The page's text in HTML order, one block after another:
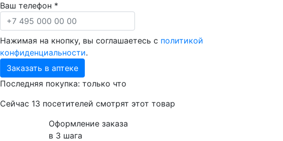
Ваш телефон *
Нажимая на кнопку, вы соглашаетесь с политикой
конфиденциальности.
Заказать в аптеке
Последняя покупка: только что
Сейчас 13 посетителей смотрят этот товар
Оформление заказа
в 3 шага